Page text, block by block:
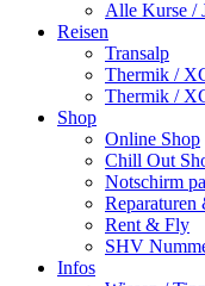
Alle Kurse /
Reisen
Transalp
Thermik /
Thermik /
Shop
Online Shop
Chill Out
Notschirm
Reparaturen
Rent & Fly
SHV
Infos